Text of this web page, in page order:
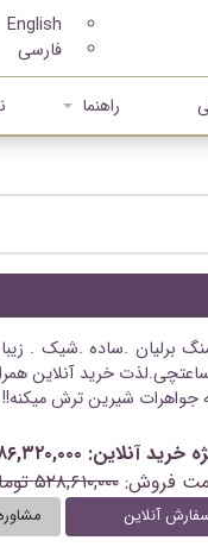
English
فارسی
راهنما
برلیان .ساده .شیک .
خرید آنلاین
جواهرات شیرین ترش میکنه!!
۴۸۶,۳۲۰,۰۰۰ تومان
فروش:۵۲۸,۶۱۰,۰۰۰ تومان
آنلاین